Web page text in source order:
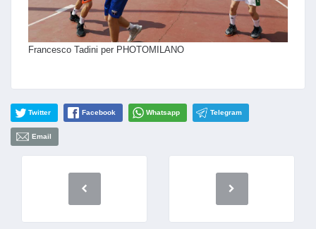
Francesco Tadini per PHOTOMILANO
Twitter Facebook Whatsapp Telegram
Email